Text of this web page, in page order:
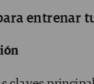
entrenar